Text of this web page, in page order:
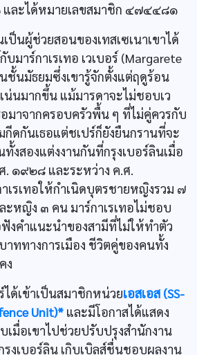
ละได้หมายเลขสมาชิก ๔๗๔๔๘๑
ป็นผู้ช่วยสอนของเทสเซเนาเขาได้
มาร์กาเรเทอ เวเบอร์ (Margarete
ชั้นมัธยมซึ่งเขารู้จักตั้งแต่ฤดูร้อน
นมากขึ้น แม้มารดาจะไม่ชอบเว
อมาจากครอบครัวพื้น ๆ ที่ไม่คู่ควรกับ
ดกันเธอแต่ชเปร์ก็ยังยืนกรานที่จะ
งสองแต่งงานกันที่กรุงเบอร์ลินเมื่อ
๑๙๒๘ และระหว่าง ค.ศ.
รเทอให้กำเนิดบุตรชายหญิงรวม ๗
หญิง ๓ คน มาร์กาเรเทอไม่ชอบ
งคำแนะนำของสามีที่ไม่ให้ทำตัว
ททางการเมือง ชีวิตคู่ของคนทั้ง
ง
ด้เข้าเป็นสมาชิกหน่วยเอสเอส (SS-
Unit)* และมีโอกาสได้แสดง
มื่อเขาไปช่วยปรับปรุงสำนักงาน
งเบอร์ลิน เกิบเบิลส์ชื่นชอบผลงาน